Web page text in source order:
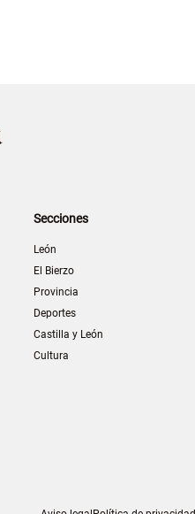
Secciones
León
El Bierzo
Provincia
Deportes
Castilla y León
Cultura